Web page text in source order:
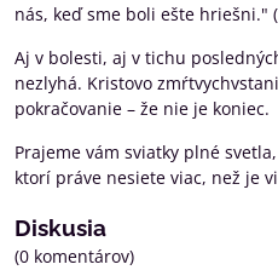
nás, keď sme boli ešte hriešni."
Aj v bolesti, aj v tichu
nezlyhá. Kristovo
pokračovanie – že nie je koniec.
Prajeme vám sviatky plné
ktorí práve nesiete viac, než je
Diskusia
(0 komentárov)